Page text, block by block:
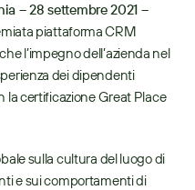
– 28 settembre 2021 –
piattaforma CRM
l’impegno dell’azienda nel
dei dipendenti
la certificazione Great Place
sulla cultura del luogo di
e sui comportamenti di